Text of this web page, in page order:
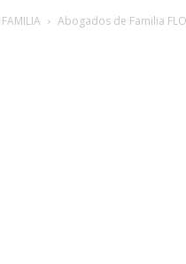
FAMILIA Abogados de Familia